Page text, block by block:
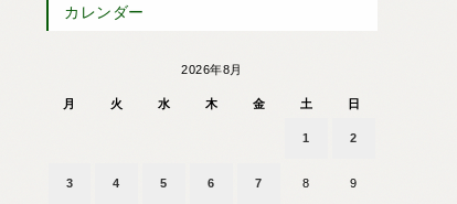
カレンダー
2026年8月
月 火 水 木 金 土 日
1 2
3 4 5 6 7 8 9